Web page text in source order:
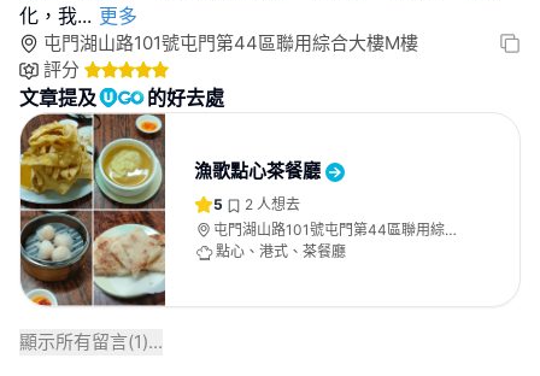
化，我... 更多
屯門湖山路101號屯門第44區聯用綜合大樓M樓
評分
文章提及 的好去處
漁歌點心茶餐廳
5 2 人想去
屯門湖山路101號屯門第44區聯用綜合
大樓M樓
點心、港式、茶餐廳
顯示所有留言(1)...